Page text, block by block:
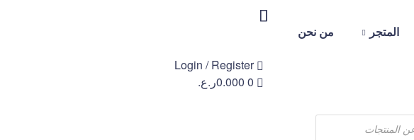
المتجر من نحن
Login / Register
0
0.000ر.ع.